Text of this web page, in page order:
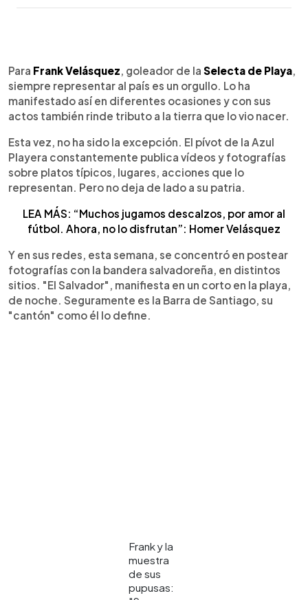
Escuchar artículo
Para Frank Velásquez , goleador de la Selecta de Playa
siempre representar al país es un orgullo. Lo ha
manifestado así en diferentes ocasiones y con sus
actos también rinde tributo a la tierra que lo vio nacer.
Esta vez, no ha sido la excepción. El pívot de la Azul
Playera constantemente publica vídeos y fotografías
sobre platos típicos, lugares, acciones que lo
representan. Pero no deja de lado a su patria.
LEA MÁS: “Muchos jugamos descalzos, por amor al
fútbol. Ahora, no lo disfrutan”: Homer Velásquez
Y en sus redes, esta semana, se concentró en postear
fotografías con la bandera salvadoreña, en distintos
sitios. "El Salvador", manifiesta en un corto en la playa,
de noche. Seguramente es la Barra de Santiago, su
"cantón" como él lo define.
Frank y la
muestra
de sus
pupusas: